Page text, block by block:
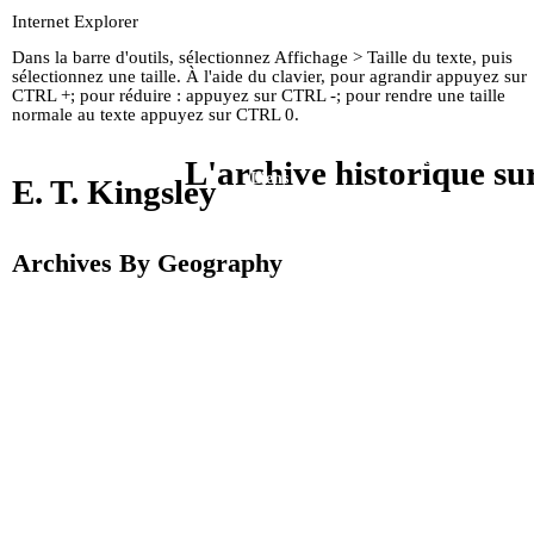
Internet Explorer
Dans la barre d'outils, sélectionnez Affichage > Taille du texte, puis
sélectionnez une taille. À l'aide du clavier, pour agrandir appuyez sur
CTRL +; pour réduire : appuyez sur CTRL -; pour rendre une taille
normale au texte appuyez sur CTRL 0.
Kingsley
Liens
L'archive historique
E. T. Kingsley
Archives By Geography